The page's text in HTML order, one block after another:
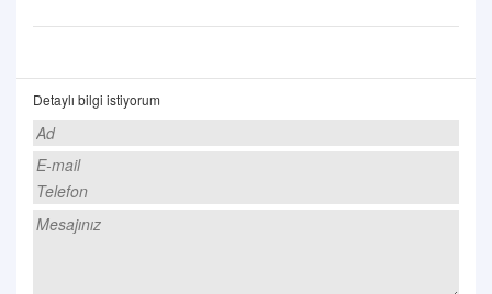
Detaylı bilgi istiyorum